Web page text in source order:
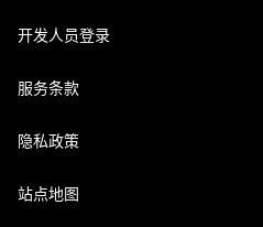
开发人员登录
服务条款
隐私政策
站点地图